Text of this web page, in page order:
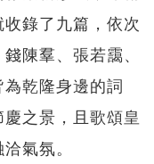
錄了九篇，依次
陳羣、張若靄、
乾隆身邊的詞
之景，且歌頌皇
氣氛。